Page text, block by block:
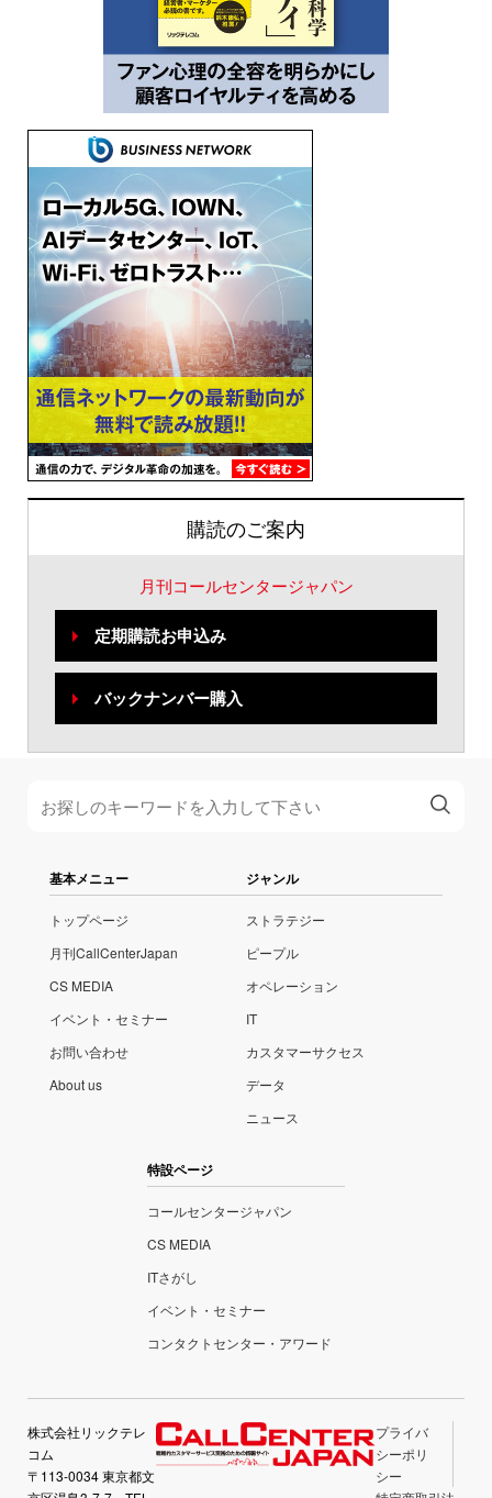
購読のご案内
月刊コールセンタージャパン
定期購読お申込み
バックナンバー購入
基本メニュー
トップページ
月刊CallCenterJapan
CS MEDIA
イベント・セミナー
お問い合わせ
About us
ジャンル
ストラテジー
ピープル
オペレーション
IT
カスタマーサクセス
データ
ニュース
特設ページ
コールセンタージャパン
CS MEDIA
ITさがし
イベント・セミナー
コンタクトセンター・アワード
株式会社リックテレ
コム
〒113-0034 東京都文
プライバ
シーポリ
シー